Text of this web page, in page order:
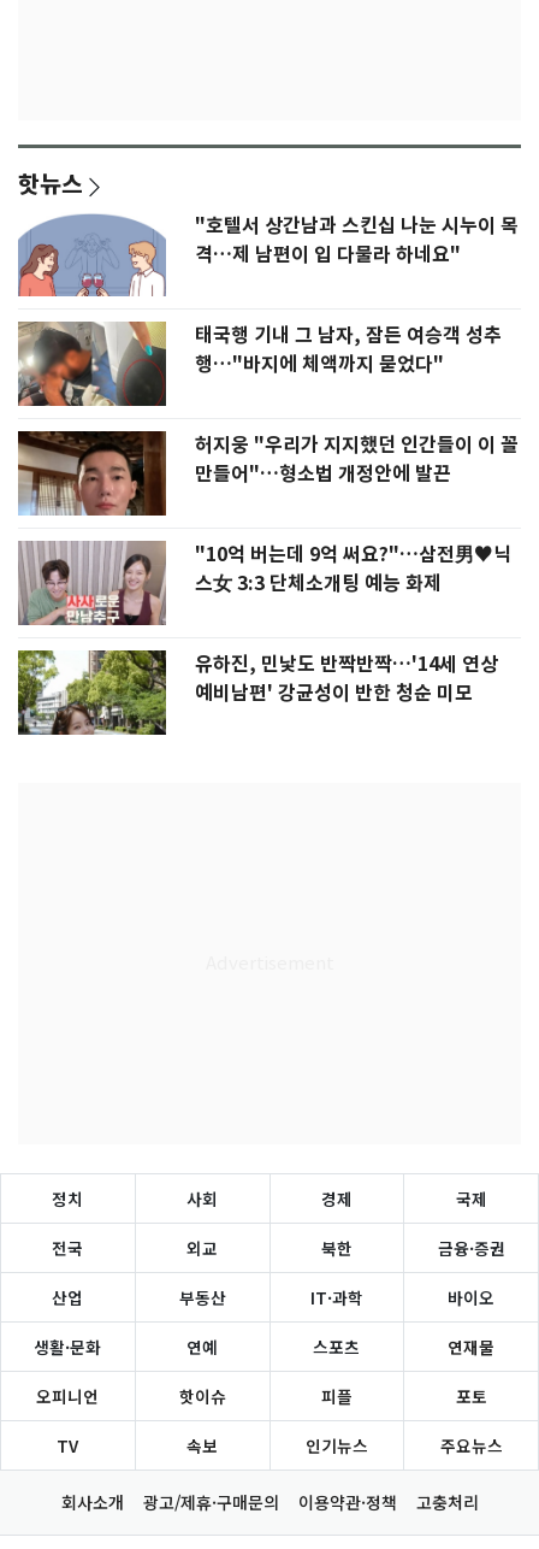
핫뉴스
"호텔서 상간남과 스킨십 나눈 시누이 목
격…제 남편이 입 다물라 하네요"
태국행 기내 그 남자, 잠든 여승객 성추
행…"바지에 체액까지 묻었다"
허지웅 "우리가 지지했던 인간들이 이 꼴
만들어"…형소법 개정안에 발끈
"10억 버는데 9억 써요?"…삼전男♥닉
스女 3:3 단체소개팅 예능 화제
유하진, 민낯도 반짝반짝…'14세 연상
예비남편' 강균성이 반한 청순 미모
정치 사회 경제 국제
전국 외교 북한 금융·증권
산업 부동산 IT·과학 바이오
생활·문화 연예 스포츠 연재물
오피니언 핫이슈 피플 포토
TV 속보 인기뉴스 주요뉴스
회사소개 광고/제휴·구매문의 이용약관·정책 고충처리